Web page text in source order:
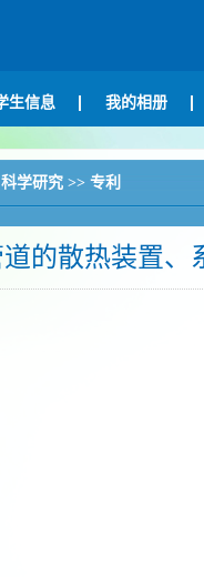
生信息 我的相册
科学研究 >> 专利
的散热装置、